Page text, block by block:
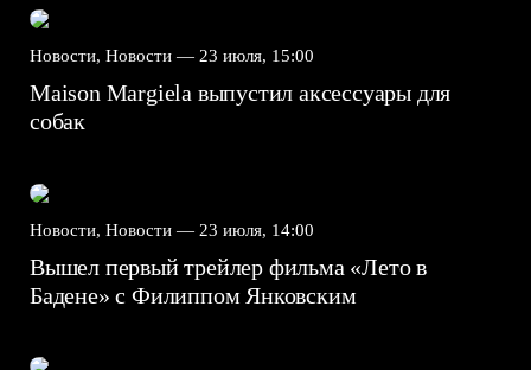
Новости, Новости — 23 июля, 15:00
Maison Margiela выпустил аксессуары для
собак
Новости, Новости — 23 июля, 14:00
Вышел первый трейлер фильма «Лето в
Бадене» с Филиппом Янковским